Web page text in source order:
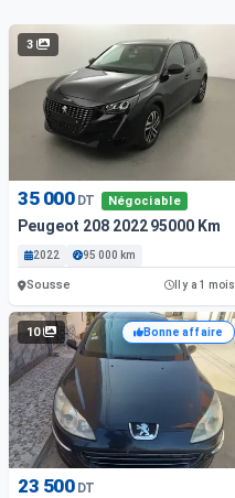
3
35 000 DT Négociable
Peugeot 208 2022 95000 Km
2022 95 000 km
Sousse Il y a 1 mois
10 Bonne affaire
23 500 DT